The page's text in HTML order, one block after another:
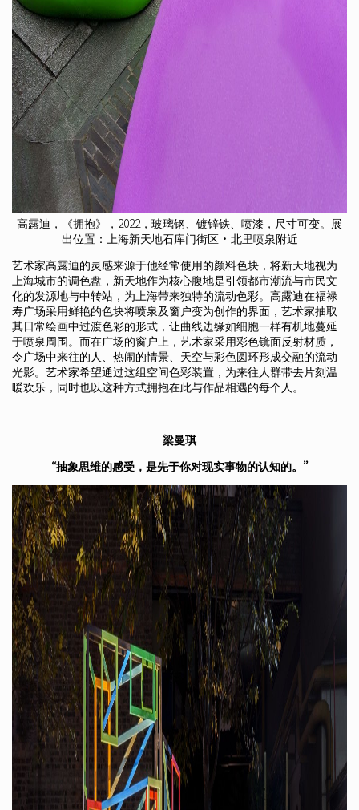
高露迪，《拥抱》，2022，玻璃钢、镀锌铁、喷漆，尺寸可变。展
出位置：上海新天地石库门街区·北里喷泉附近
艺术家高露迪的灵感来源于他经常使用的颜料色块，将新天地视为
上海城市的调色盘，新天地作为核心腹地是引领都市潮流与市民文
化的发源地与中转站，为上海带来独特的流动色彩。高露迪在福禄
寿广场采用鲜艳的色块将喷泉及窗户变为创作的界面，艺术家抽取
其日常绘画中过渡色彩的形式，让曲线边缘如细胞一样有机地蔓延
于喷泉周围。而在广场的窗户上，艺术家采用彩色镜面反射材质，
令广场中来往的人、热闹的情景、天空与彩色圆环形成交融的流动
光影。艺术家希望通过这组空间色彩装置，为来往人群带去片刻温
暖欢乐，同时也以这种方式拥抱在此与作品相遇的每个人。
梁曼琪
“抽象思维的感受，是先于你对现实事物的认知的。”